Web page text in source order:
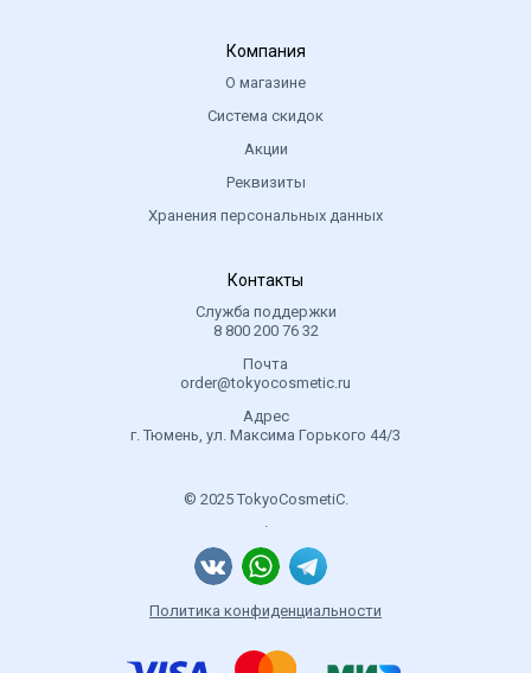
Компания
О магазине
Система скидок
Акции
Реквизиты
Хранения персональных данных
Контакты
Служба поддержки
8 800 200 76 32
Почта
order@tokyocosmetic.ru
Адрес
г. Тюмень, ул. Максима Горького 44/3
© 2025 TokyoCosmetiC.
.
Политика конфиденциальности